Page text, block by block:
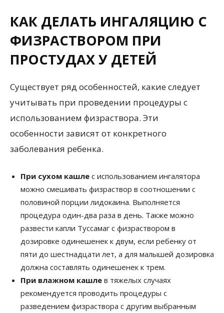
КАК ДЕЛАТЬ ИНГАЛЯЦИЮ С
ФИЗРАСТВОРОМ ПРИ
ПРОСТУДАХ У ДЕТЕЙ
Существует ряд особенностей, какие следует
учитывать при проведении процедуры с
использованием физраствора. Эти
особенности зависят от конкретного
заболевания ребенка.
При сухом кашле с использованием ингалятора
можно смешивать физраствор в соотношении с
половиной порции лидокаина. Выполняется
процедура один-два раза в день. Также можно
развести капли Туссамаг с физраствором в
дозировке одинешенек к двум, если ребенку от
пяти до шестнадцати лет, а для малышей дозировка
должна составлять одинешенек к трем.
При влажном кашле в тяжелых случаях
рекомендуется проводить процедуры с
разведением физраствора с другим выбранным